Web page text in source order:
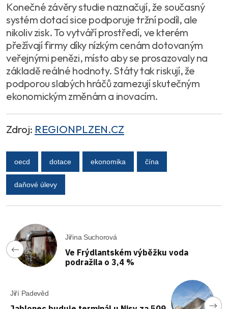
Konečné závěry studie naznačují, že současný
systém dotací sice podporuje tržní podíl, ale
nikoliv zisk. To vytváří prostředí, ve kterém
přežívají firmy díky nízkým cenám dotovaným
veřejnými penězi, místo aby se prosazovaly na
základě reálné hodnoty. Státy tak riskují, že
podporou slabých hráčů zamezují skutečným
ekonomickým změnám a inovacím.
Zdroj: REGIONPLZEN.CZ
oecd dotace ekonomika čína
daňové úlevy
Jiřina Suchorová
Ve Frýdlantském výběžku voda
podražila o 3,4 %
Jiří Padevěd